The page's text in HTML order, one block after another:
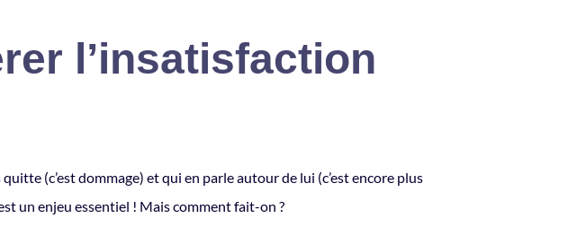
l’insatisfaction
(c’est dommage) et qui en parle autour de lui (c’est encore plus
un enjeu essentiel ! Mais comment fait-on ?